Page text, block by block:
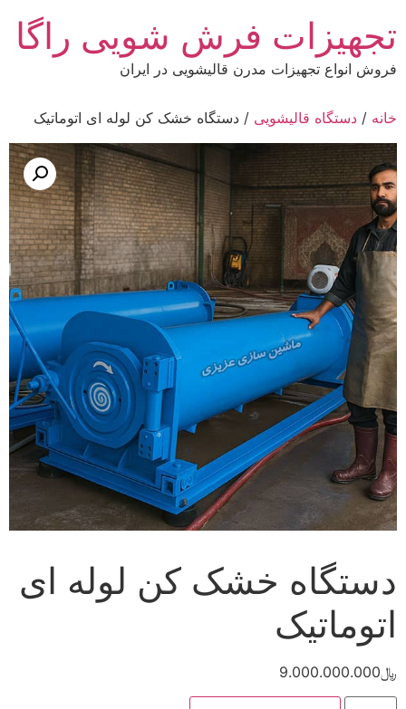
به
محتوا
تجهیزات فرش شویی راگا
فروش انواع تجهیزات مدرن قالیشویی در ایران
خانه / دستگاه قالیشویی / دستگاه خشک کن لوله ای اتوماتیک
دستگاه خشک کن لوله ای
اتوماتیک
﷼9.000.000.000
دستگاه